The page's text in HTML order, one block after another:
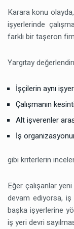
Karara konu
işyerlerinde
farklı bir taşeron
Yargıtay
İşçilerin aynı
Çalışmanın
Alt işverenler
İş
gibi kriterlerin
Eğer çalışanlar
devam ediyorsa,
başka işyerlerine
iş yeri devri